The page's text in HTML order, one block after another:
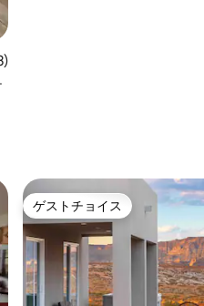
件、5つ星中4.79つ星の平均評価
ゲストチョイス
ゲストチョイス